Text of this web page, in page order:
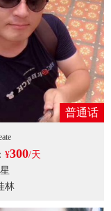
普通话
¥300/天
林